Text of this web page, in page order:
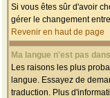
Si vous êtes sûr d'avoir
gérer le changement
Revenir en haut de page
Ma langue n'est pas
Les raisons les plus
langue. Essayez de
traduction. Plus